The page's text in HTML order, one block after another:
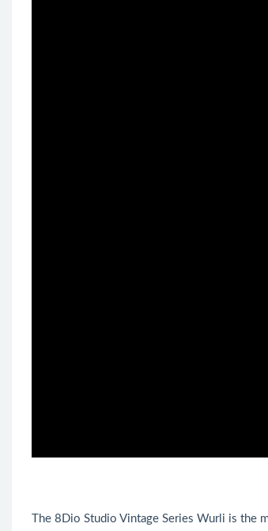
The 8Dio Studio Vintage Series Wurli is the